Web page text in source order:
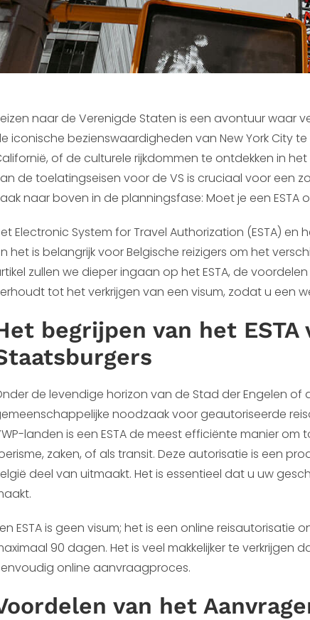
naar de Verenigde Staten is een avontuur waar
iconische bezienswaardigheden van New York City
of de culturele rijkdommen te ontdekken in
de toelatingseisen voor de VS is cruciaal voor een
naar boven in de planningsfase: Moet je een ESTA
Electronic System for Travel Authorization (ESTA)
het is belangrijk voor Belgische reizigers om het
zullen we dieper ingaan op het ESTA, de
tot het verkrijgen van een visum, zodat u een
begrijpen van het ESTA
de levendige horizon van de Stad der Engelen of
noodzaak voor geautoriseerde
landen is een ESTA de meest efficiënte manier
zaken, of als transit. Deze autorisatie is een
deel van uitmaakt. Het is essentieel dat u uw
ESTA is geen visum; het is een online
90 dagen. Het is veel makkelijker te verkrijgen
online aanvraagproces.
van het